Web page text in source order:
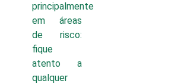
principalmente
em áreas
de risco:
fique
atento a
qualquer